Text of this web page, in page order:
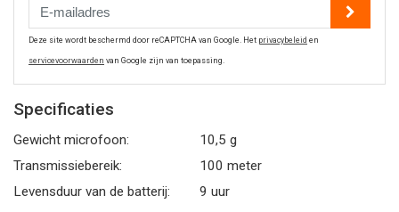
Deze site wordt beschermd door reCAPTCHA van Google. Het privacybeleid en
servicevoorwaarden van Google zijn van toepassing.
Specificaties
Gewicht microfoon:
10,5 g
Transmissiebereik:
100 meter
Levensduur van de batterij:
9 uur